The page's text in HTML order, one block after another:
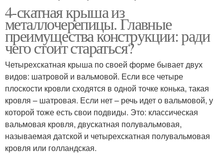
4-скатная крыша из
металлочерепицы. Главные
преимущества конструкции: ради
чего стоит стараться?
Четырехскатная крыша по своей форме бывает двух
видов: шатровой и вальмовой. Если все четыре
плоскости кровли сходятся в одной точке конька, такая
кровля – шатровая. Если нет – речь идет о вальмовой, у
которой тоже есть свои подвиды. Это: классическая
вальмовая кровля, двускатная полувальмовая,
называемая датской и четырехскатная полувальмовая
кровля или голландская.